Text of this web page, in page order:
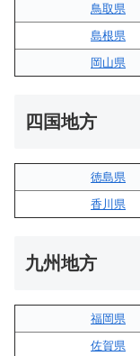
鳥取県
島根県
岡山県
四国地方
徳島県
香川県
九州地方
福岡県
佐賀県